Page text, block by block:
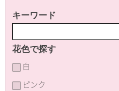
キーワード
花色で探す
白
ピンク